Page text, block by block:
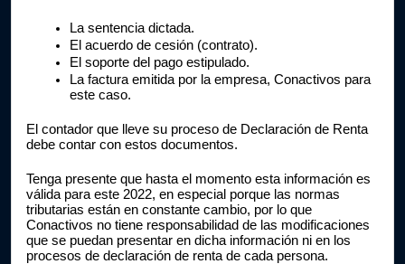
La sentencia dictada.
El acuerdo de cesión (contrato).
El soporte del pago estipulado.
La factura emitida por la empresa, Conactivos para
este caso.
El contador que lleve su proceso de Declaración de Renta
debe contar con estos documentos.
Tenga presente que hasta el momento esta información es
válida para este 2022, en especial porque las normas
tributarias están en constante cambio, por lo que
Conactivos no tiene responsabilidad de las modificaciones
que se puedan presentar en dicha información ni en los
procesos de declaración de renta de cada persona.